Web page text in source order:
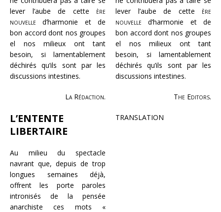
lever l’aube de cette ère
nouvelle d’harmonie et de
bon accord dont nos groupes
el nos milieux ont tant
besoin, si lamentablement
déchirés qu’ils sont par les
discussions intestines.
La Rédaction.
lever l’aube de cette ère
nouvelle d’harmonie et de
bon accord dont nos groupes
el nos milieux ont tant
besoin, si lamentablement
déchirés qu’ils sont par les
discussions intestines.
The Editors.
L’ENTENTE
LIBERTAIRE
Au milieu du spectacle
navrant que, depuis de trop
longues semaines déjà,
offrent les porte paroles
intronisés de la pensée
anarchiste ces mots «
TRANSLATION